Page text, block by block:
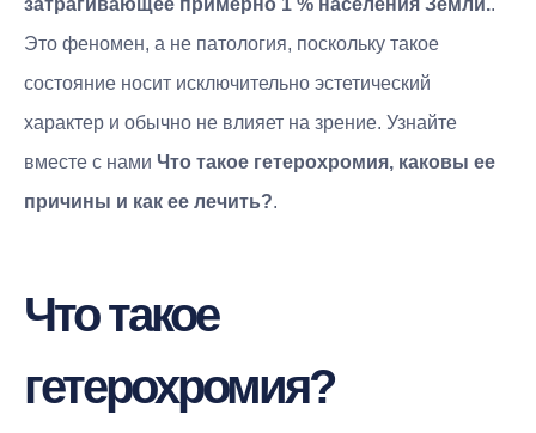
Это феномен, а не патология, поскольку такое
состояние носит исключительно эстетический
характер и обычно не влияет на зрение. Узнайте
вместе с нами Что такое гетерохромия, каковы ее
причины и как ее лечить?.
Что такое
гетерохромия?